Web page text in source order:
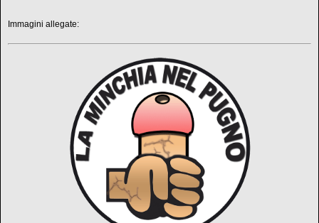
Immagini allegate: